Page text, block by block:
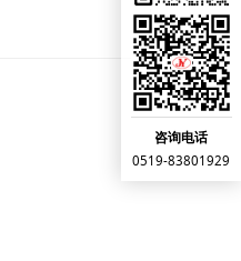
咨询电话
0519-83801929